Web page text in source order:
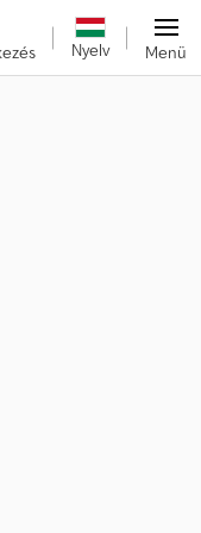
Nyelv Menü